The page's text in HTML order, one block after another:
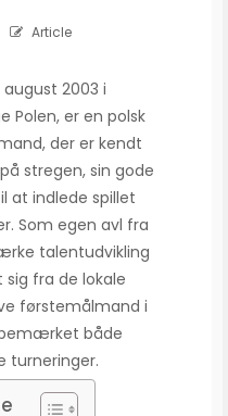
Article
august 2003 i
Polen, er en polsk
der er kendt
stregen, sin gode
at indlede spillet
Som egen avl fra
talentudvikling
fra de lokale
førstemålmand i
både
turneringer.